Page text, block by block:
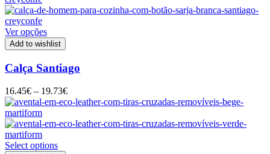
through
Ver opções
Add to wishlist
Calça Santiago
16.45€ – 19.73€Price
range:
through
Select options